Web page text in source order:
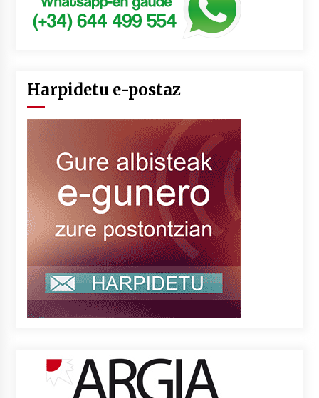
Harpidetu e-postaz